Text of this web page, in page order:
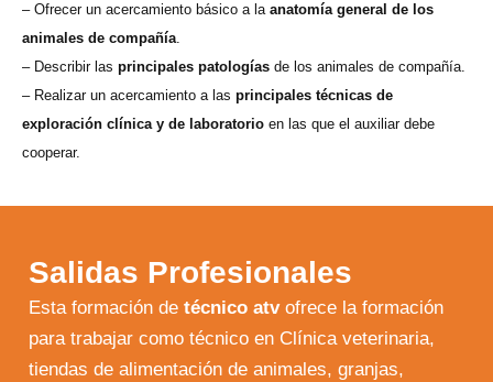
– Ofrecer un acercamiento básico a la anatomía general de los
animales de compañía.
– Describir las principales patologías de los animales de compañía.
– Realizar un acercamiento a las principales técnicas de
exploración clínica y de laboratorio en las que el auxiliar debe
cooperar.
Salidas Profesionales
Las principales funciones de este perfil están
orientadas a ofrecer apoyo y asistencia al médico
veterinario, tanto en la gestión de los centros y